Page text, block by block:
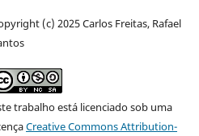
(c) 2025 Carlos Freitas, Rafael
trabalho está licenciado sob uma
Creative Commons Attribution-